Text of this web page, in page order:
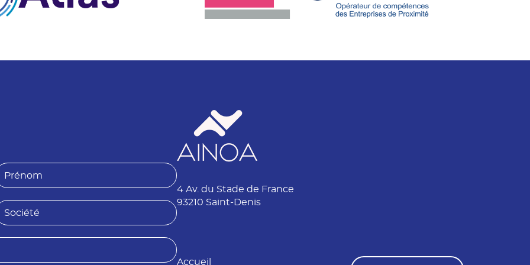
4 Av. du Stade de France
93210 Saint-Denis
Accueil